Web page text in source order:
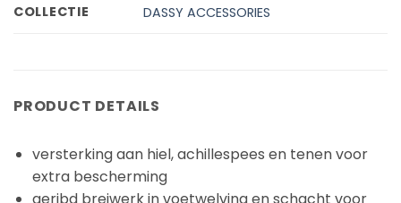
COLLECTIE DASSY ACCESSORIES
PRODUCT DETAILS
versterking aan hiel, achillespees en tenen voor
extra bescherming